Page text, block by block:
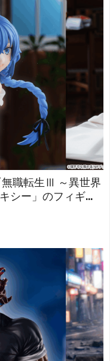
職転生Ⅲ ～異世界
シー」のフィギュ